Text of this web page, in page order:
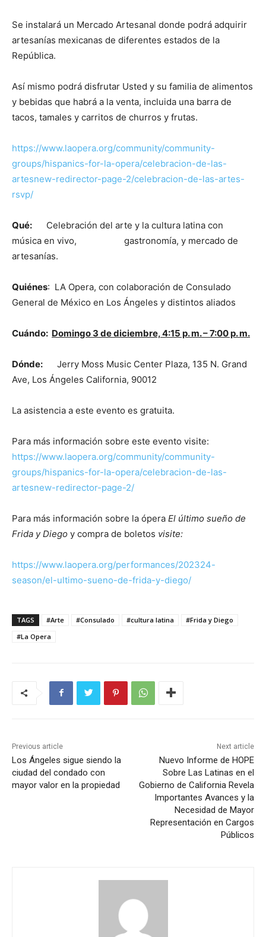
Se instalará un Mercado Artesanal donde podrá adquirir
artesanías mexicanas de diferentes estados de la
República.
Así mismo podrá disfrutar Usted y su familia de alimentos
y bebidas que habrá a la venta, incluida una barra de
tacos, tamales y carritos de churros y frutas.
https://www.laopera.org/community/community-
groups/hispanics-for-la-opera/celebracion-de-las-
artesnew-redirector-page-2/celebracion-de-las-artes-
rsvp/
Qué: Celebración del arte y la cultura latina con
música en vivo, gastronomía, y mercado de
artesanías.
Quiénes: LA Opera, con colaboración de Consulado
General de México en Los Ángeles y distintos aliados
Cuándo: Domingo 3 de diciembre, 4:15 p. m. – 7:00 p. m.
Dónde: Jerry Moss Music Center Plaza, 135 N. Grand
Ave, Los Ángeles California, 90012
La asistencia a este evento es gratuita.
Para más información sobre este evento visite:
https://www.laopera.org/community/community-
groups/hispanics-for-la-opera/celebracion-de-las-
artesnew-redirector-page-2/
Para más información sobre la ópera El último sueño de
Frida y Diego y compra de boletos visite:
https://www.laopera.org/performances/202324-
season/el-ultimo-sueno-de-frida-y-diego/
TAGS #Arte #Consulado #cultura latina
#Frida y Diego
#La Opera
Previous article
Los Ángeles sigue siendo la
ciudad del condado con
mayor valor en la propiedad
Next article
Nuevo Informe de HOPE
Sobre Las Latinas en el
Gobierno de California Revela
Importantes Avances y la
Necesidad de Mayor
Representación en Cargos
Públicos